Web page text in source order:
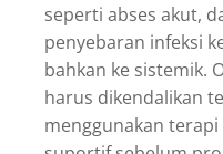
seperti abses akut,
penyebaran infeksi
bahkan ke sistemik.
harus dikendalikan
menggunakan